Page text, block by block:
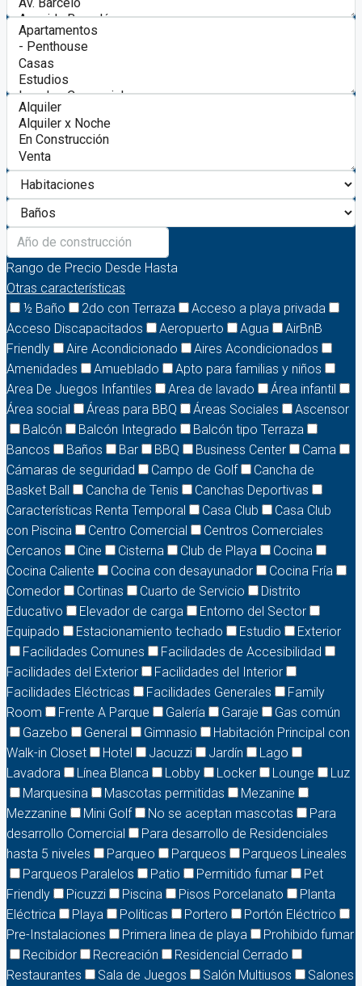
Rango de Precio Desde Hasta
Otras características
½ Baño
2do con Terraza
Acceso a playa privada
Acceso Discapacitados
Aeropuerto Agua
AirBnB
Friendly
Aire Acondicionado
Aires Acondicionados
Amenidades
Amueblado
Apto para familias y niños
Area De Juegos Infantiles
Area de lavado
Área infantil
Área social
Áreas para BBQ Áreas Sociales
Ascensor
Balcón
Balcón Integrado
Balcón tipo Terraza
Bancos
Baños Bar BBQ Business Center
Cama
Cámaras de seguridad
Campo de Golf
Cancha de
Basket Ball
Cancha de Tenis
Canchas Deportivas
Características Renta Temporal
Casa Club
Casa Club
con Piscina
Centro Comercial
Centros Comerciales
Cercanos
Cine Cisterna Club de Playa
Cocina
Cocina Caliente
Cocina con desayunador
Cocina Fría
Comedor
Cortinas Cuarto de Servicio
Distrito
Educativo
Elevador de carga
Entorno del Sector
Equipado
Estacionamiento techado Estudio
Exterior
Facilidades Comunes
Facilidades de Accesibilidad
Facilidades del Exterior
Facilidades del Interior
Facilidades Eléctricas
Facilidades Generales
Family
Room
Frente A Parque Galería Garaje
Gas común
Gazebo
General Gimnasio
Habitación Principal con
Walk-in Closet
Hotel Jacuzzi Jardín
Lago
Lavadora
Línea Blanca Lobby Locker Lounge
Luz
Marquesina
Mascotas permitidas
Mezanine
Mezzanine
Mini Golf No se aceptan mascotas
Para
desarrollo Comercial
Para desarrollo de Residenciales
hasta 5 niveles
Parqueo Parqueos
Parqueos Lineales
Parqueos Paralelos
Patio Permitido fumar
Pet
Friendly
Picuzzi Piscina Pisos Porcelanato
Planta
Eléctrica
Playa Políticas Portero
Portón Eléctrico
Pre-Instalaciones
Primera linea de playa
Prohibido fumar
Recibidor
Recreación
Residencial Cerrado
Restaurantes
Sala de Juegos Salón Multiusos
Salones